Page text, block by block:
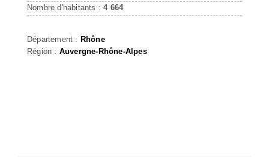
Nombre d'habitants :4 664
Département : Rhône
Région : Auvergne-Rhône-Alpes